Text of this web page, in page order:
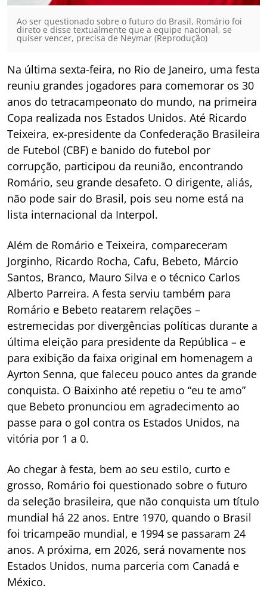
Ao ser questionado sobre o futuro do Brasil, Romário foi
direto e disse textualmente que a equipe nacional, se
quiser vencer, precisa de Neymar (Reprodução)
Na última sexta-feira, no Rio de Janeiro, uma festa
reuniu grandes jogadores para comemorar os 30
anos do tetracampeonato do mundo, na primeira
Copa realizada nos Estados Unidos. Até Ricardo
Teixeira, ex-presidente da Confederação Brasileira
de Futebol (CBF) e banido do futebol por
corrupção, participou da reunião, encontrando
Romário, seu grande desafeto. O dirigente, aliás,
não pode sair do Brasil, pois seu nome está na
lista internacional da Interpol.
Além de Romário e Teixeira, compareceram
Jorginho, Ricardo Rocha, Cafu, Bebeto, Márcio
Santos, Branco, Mauro Silva e o técnico Carlos
Alberto Parreira. A festa serviu também para
Romário e Bebeto reatarem relações –
estremecidas por divergências políticas durante a
última eleição para presidente da República – e
para exibição da faixa original em homenagem a
Ayrton Senna, que faleceu pouco antes da grande
conquista. O Baixinho até repetiu o “eu te amo”
que Bebeto pronunciou em agradecimento ao
passe para o gol contra os Estados Unidos, na
vitória por 1 a 0.
Ao chegar à festa, bem ao seu estilo, curto e
grosso, Romário foi questionado sobre o futuro
da seleção brasileira, que não conquista um título
mundial há 22 anos. Entre 1970, quando o Brasil
foi tricampeão mundial, e 1994 se passaram 24
anos. A próxima, em 2026, será novamente nos
Estados Unidos, numa parceria com Canadá e
México.